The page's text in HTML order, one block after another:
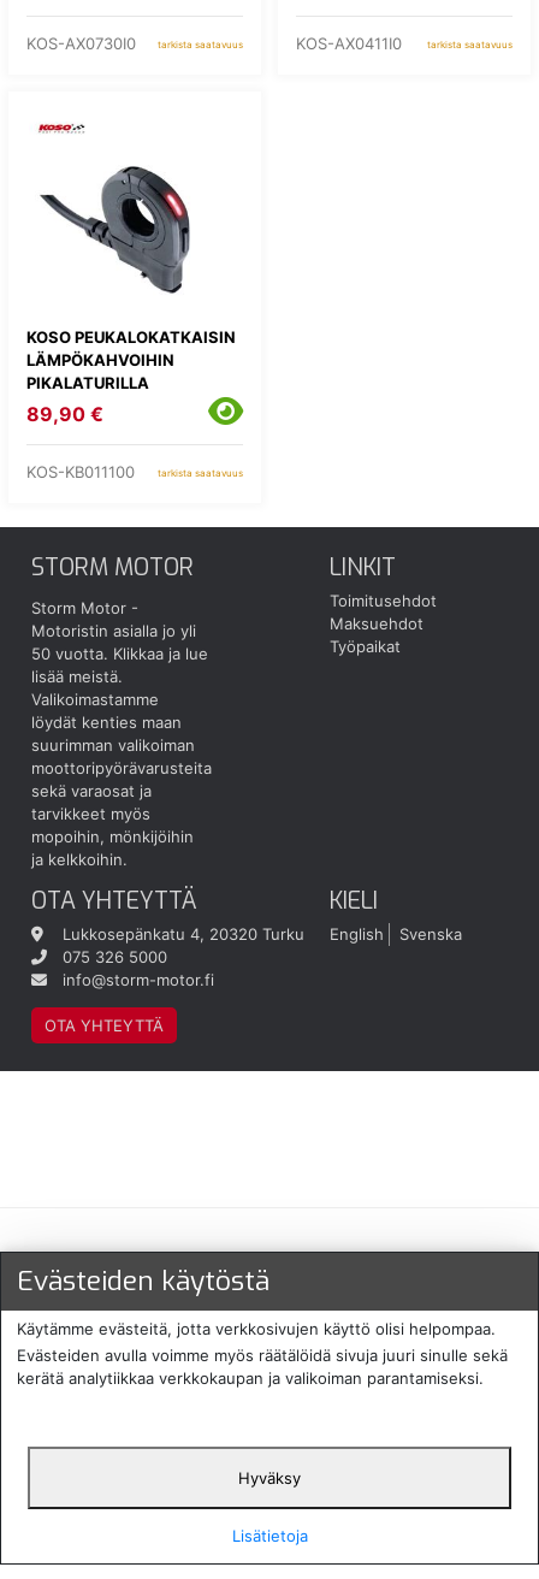
KOS-AX0730I0 tarkista saatavuus KOS-AX0411I0 tarkista saatavuus
KOSO PEUKALOKATKAISIN
LÄMPÖKAHVOIHIN
PIKALATURILLA
89,90 €
KOS-KB011100 tarkista saatavuus
STORM MOTOR
Storm Motor -
Motoristin asialla jo yli
50 vuotta. Klikkaa ja lue
lisää meistä.
Valikoimastamme
löydät kenties maan
suurimman valikoiman
moottoripyörävarusteita
sekä varaosat ja
tarvikkeet myös
mopoihin, mönkijöihin
ja kelkkoihin.
LINKIT
Toimitusehdot
Maksuehdot
Työpaikat
OTA YHTEYTTÄ
Lukkosepänkatu 4, 20320 Turku
075 326 5000
info@storm-motor.fi
OTA YHTEYTTÄ
KIELI
English Svenska
Maksu- ja toimitustavat
Protecomp
Copyright 2024. All rights
English
Evästeiden käytöstä
Käytämme evästeitä, jotta verkkosivujen käyttö olisi helpompaa.
Evästeiden avulla voimme myös räätälöidä sivuja juuri sinulle sekä
kerätä analytiikkaa verkkokaupan ja valikoiman parantamiseksi.
Hyväksy
Lisätietoja